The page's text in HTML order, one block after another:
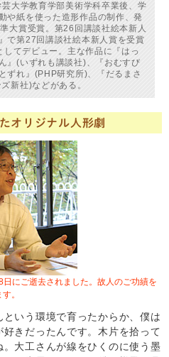
大学教育学部美術学科卒業後、学
や紙を使った造形作品の制作、発
大賞受賞。第26回講談社絵本新人
で第27回講談社絵本新人賞を受賞
てデビュー。主な作品に『はっ
』(いずれも講談社)、『おむすび
ずれ』(PHP研究所)、『だるまさ
新社)などがある。
オリジナル人形劇
にご逝去されました。故人のご功績を
。
いう環境で育ったからか、僕は
きだったんです。木片を拾って
大工さんが線をひくのに使う墨